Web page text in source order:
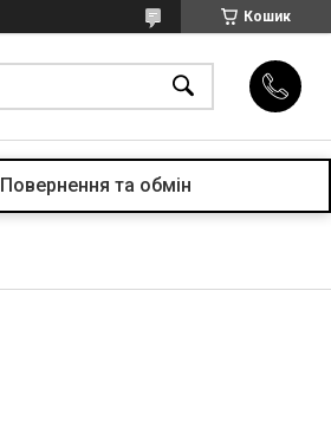
Кошик
Повернення та обмін